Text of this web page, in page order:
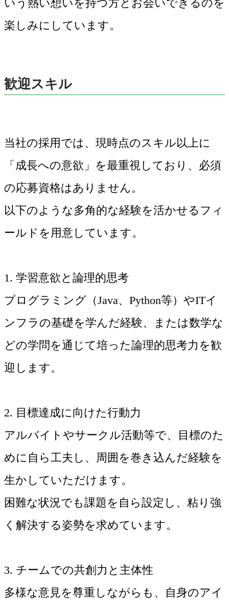
いう熱い想いを持つ方とお会いできるのを
楽しみにしています。
歓迎スキル
当社の採用では、現時点のスキル以上に
「成長への意欲」を最重視しており、必須
の応募資格はありません。
以下のような多角的な経験を活かせるフィ
ールドを用意しています。
1. 学習意欲と論理的思考
プログラミング（Java、Python等）やITイ
ンフラの基礎を学んだ経験、または数学な
どの学問を通じて培った論理的思考力を歓
迎します。
2. 目標達成に向けた行動力
アルバイトやサークル活動等で、目標のた
めに自ら工夫し、周囲を巻き込んだ経験を
生かしていただけます。
困難な状況でも課題を自ら設定し、粘り強
く解決する姿勢を求めています。
3. チームでの共創力と主体性
多様な意見を尊重しながらも、自身のアイ